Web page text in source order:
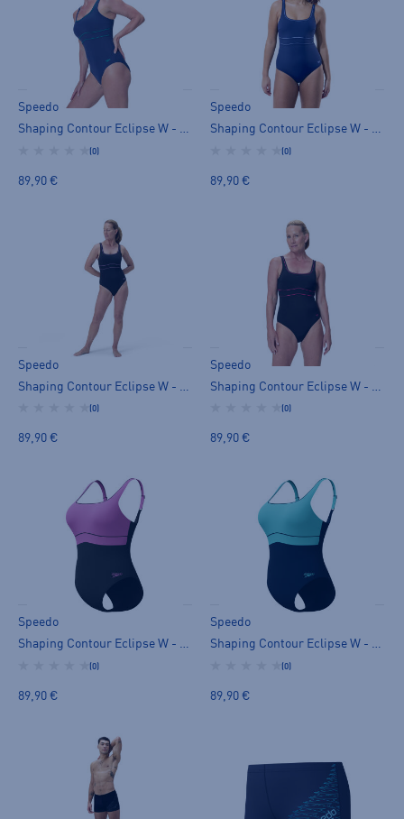
Speedo
Shaping Contour Eclipse W - uimapuku
(0)
89,90 €
Speedo
Shaping Contour Eclipse W - uimapuku
(0)
89,90 €
Speedo
(0)
89,90 €
Speedo
(0)
89,90 €
Speedo
Shaping Contour Eclipse W - uimapuku
(0)
89,90 €
Speedo
Shaping Contour Eclipse W - uimapuku
(0)
89,90 €